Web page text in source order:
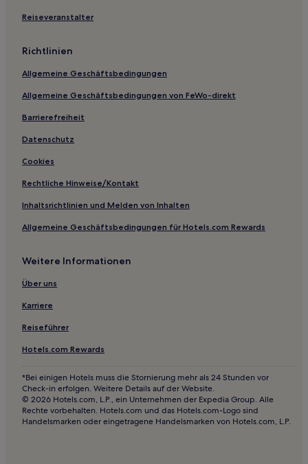
Günstige in Kreis Xinjian
Günstige in Fuzhou
Hotels mit Parkplatz in Qingshanhu Bezirk
Günstige in Qingshanhu Bezirk
Familien in Nanchang
Günstige in Jinggangshan
2-Sterne-Hotels in Shangrao
4-Sterne-Hotels in Nanchang
Reiseveranstalter
Richtlinien
Allgemeine Geschäftsbedingungen
Allgemeine Geschäftsbedingungen von FeWo-direkt
Barrierefreiheit
Datenschutz
Cookies
Rechtliche Hinweise/Kontakt
Inhaltsrichtlinien und Melden von Inhalten
Allgemeine Geschäftsbedingungen für Hotels.com Rewards
Weitere Informationen
Über uns
Karriere
Reiseführer
Hotels.com Rewards
*Bei einigen Hotels muss die Stornierung mehr als 24 Stunden vor
Check-in erfolgen. Weitere Details auf der Website.
© 2026 Hotels.com, L.P., ein Unternehmen der Expedia Group. Alle
Rechte vorbehalten. Hotels.com und das Hotels.com-Logo sind
Handelsmarken oder eingetragene Handelsmarken von Hotels.com, L.P.